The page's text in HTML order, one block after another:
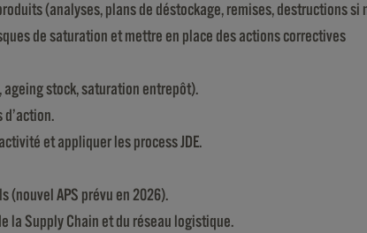
(analyses, plans de déstockage, remises, destructions si
de saturation et mettre en place des actions correctives
ageing stock, saturation entrepôt).
et appliquer les process JDE.
(nouvel APS prévu en 2026).
la Supply Chain et du réseau logistique.